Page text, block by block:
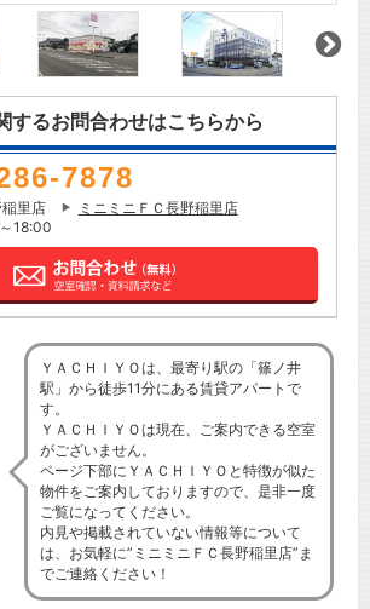
するお問合わせはこちらから
7878
里店
ミニミニＦＣ長野稲里店
18:00
ＹＡＣＨＩＹＯは、最寄り駅の「篠ノ井
駅」から徒歩11分にある賃貸アパートで
す。
ＹＡＣＨＩＹＯは現在、ご案内できる空室
がございません。
ページ下部にＹＡＣＨＩＹＯと特徴が似た
物件をご案内しておりますので、是非一度
ご覧になってください。
内見や掲載されていない情報等について
は、お気軽に”ミニミニＦＣ長野稲里店”ま
でご連絡ください！